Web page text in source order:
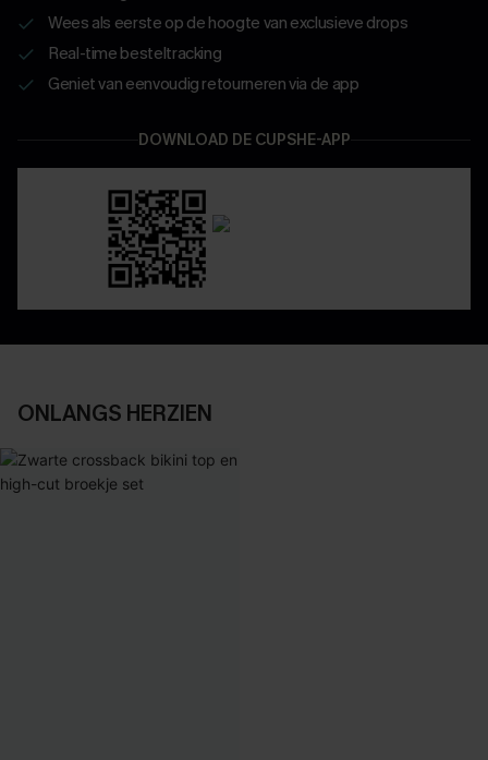
Wees als eerste op de hoogte van exclusieve drops
Real-time besteltracking
Geniet van eenvoudig retourneren via de app
DOWNLOAD DE CUPSHE-APP
ONLANGS HERZIEN